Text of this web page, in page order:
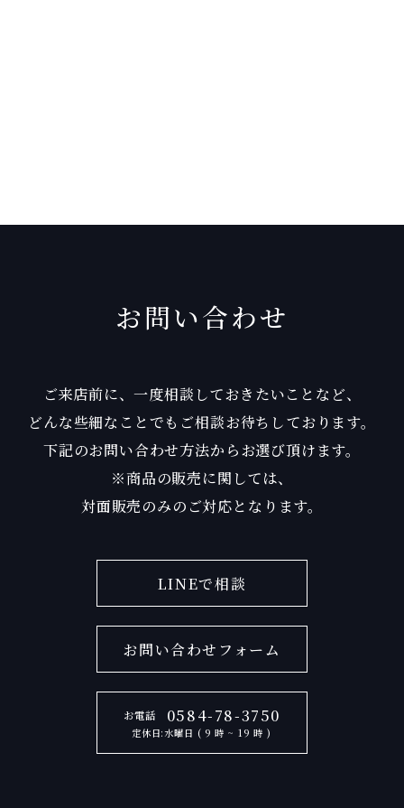
お問い合わせ
ご来店前に、一度相談しておきたいことなど、
どんな些細なことでもご相談お待ちしております。
下記のお問い合わせ方法からお選び頂けます。
※商品の販売に関しては、
対面販売のみのご対応となります。
LINEで相談
お問い合わせフォーム
お電話 0584-78-3750
定休日:水曜日 ( 9 時 ~ 19 時 )